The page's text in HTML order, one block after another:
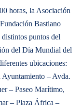
horas, la Asociación
Bastiano
puntos del
del Día Mundial del
ubicaciones:
Ayuntamiento – Avda.
– Paseo Marítimo,
– Plaza África –